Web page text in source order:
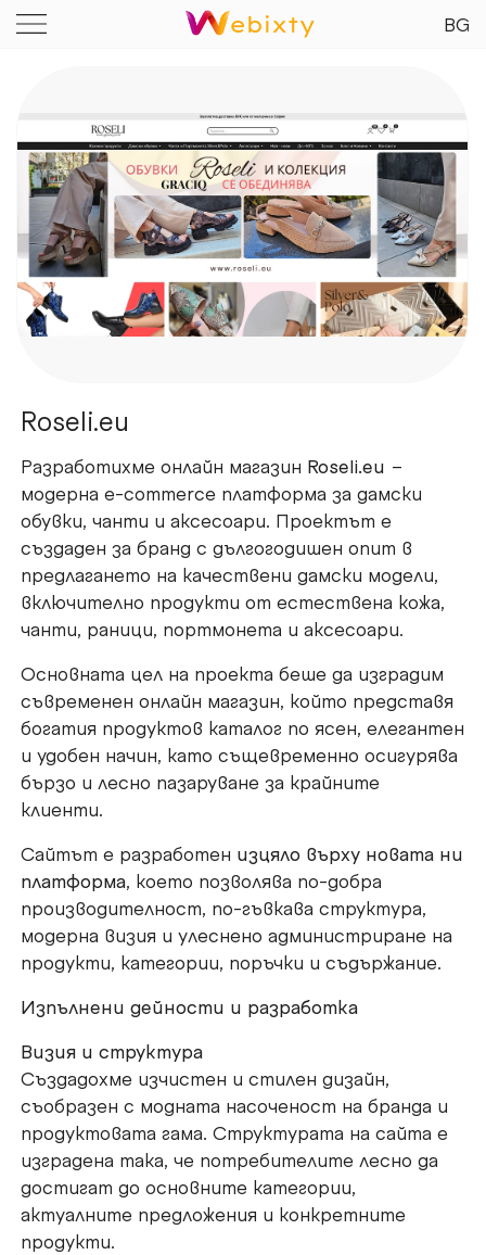
BG
Roseli.eu
Разработихме онлайн магазин Roseli.eu –
модерна e-commerce платформа за дамски
обувки, чанти и аксесоари. Проектът е
създаден за бранд с дългогодишен опит в
предлагането на качествени дамски модели,
включително продукти от естествена кожа,
чанти, раници, портмонета и аксесоари.
Основната цел на проекта беше да изградим
съвременен онлайн магазин, който представя
богатия продуктов каталог по ясен, елегантен
и удобен начин, като същевременно осигурява
бързо и лесно пазаруване за крайните
клиенти.
Сайтът е разработен изцяло върху новата ни
платформа, което позволява по-добра
производителност, по-гъвкава структура,
модерна визия и улеснено администриране на
продукти, категории, поръчки и съдържание.
Изпълнени дейности и разработка
Визия и структура
Създадохме изчистен и стилен дизайн,
съобразен с модната насоченост на бранда и
продуктовата гама. Структурата на сайта е
изградена така, че потребителите лесно да
достигат до основните категории,
актуалните предложения и конкретните
продукти.